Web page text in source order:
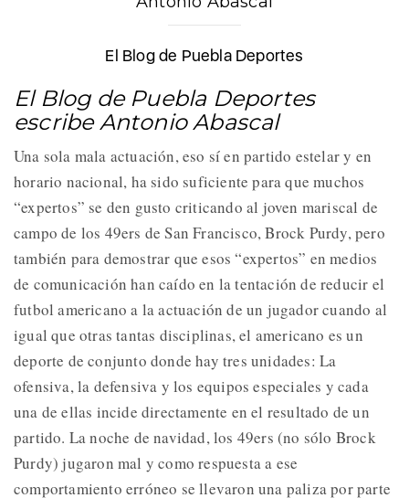
El Blog de Puebla Deportes
El Blog de Puebla Deportes
escribe Antonio Abascal
Una sola mala actuación, eso sí en partido estelar y en
horario nacional, ha sido suficiente para que muchos
“expertos” se den gusto criticando al joven mariscal de
campo de los 49ers de San Francisco, Brock Purdy, pero
también para demostrar que esos “expertos” en medios
de comunicación han caído en la tentación de reducir el
futbol americano a la actuación de un jugador cuando al
igual que otras tantas disciplinas, el americano es un
deporte de conjunto donde hay tres unidades: La
ofensiva, la defensiva y los equipos especiales y cada
una de ellas incide directamente en el resultado de un
partido. La noche de navidad, los 49ers (no sólo Brock
Purdy) jugaron mal y como respuesta a ese
comportamiento erróneo se llevaron una paliza por parte